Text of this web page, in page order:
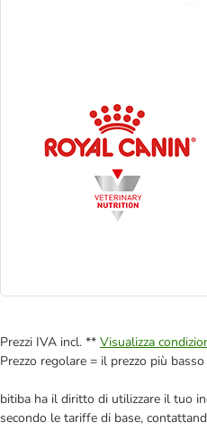
Prezzi IVA incl. ** Visualizza
Prezzo regolare = il prezzo più
bitiba ha il diritto di utilizzare il tuo
secondo le tariffe di base,